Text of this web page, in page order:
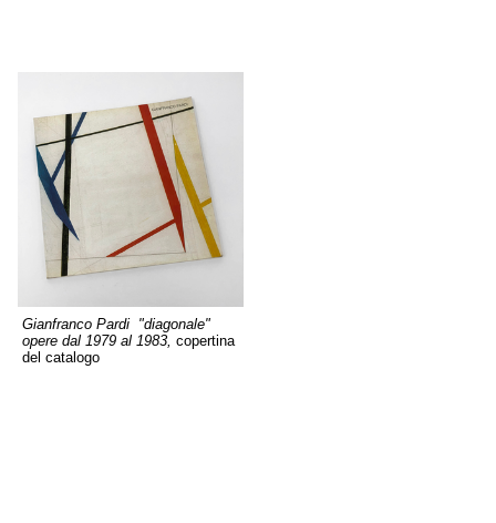
Gianfranco Pardi "diagonale"
opere dal 1979 al 1983, copertina
del catalogo